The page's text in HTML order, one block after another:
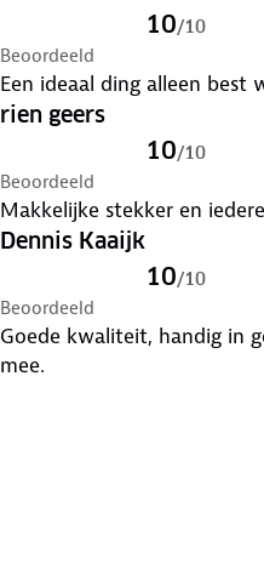
10/10
Beoordeeld
Een ideaal ding alleen best
rien geers
10/10
Beoordeeld
Makkelijke stekker en
Dennis Kaaijk
10/10
Beoordeeld
Goede kwaliteit, handig in
mee.